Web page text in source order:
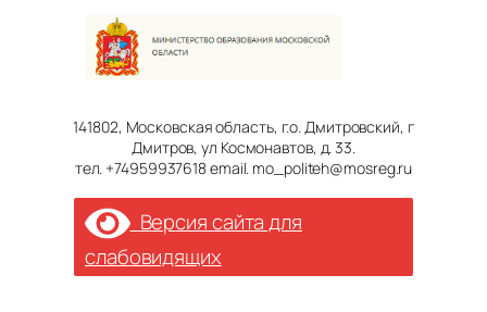
141802, Московская область, г.о. Дмитровский, г
Дмитров, ул Космонавтов, д. 33.
тел. +74959937618 email. mo_politeh@mosreg.ru
Версия сайта для
слабовидящих